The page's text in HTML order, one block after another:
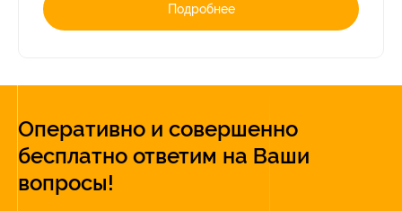
Подробнее
Оперативно и совершенно
бесплатно ответим на Ваши
вопросы!